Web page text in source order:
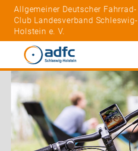
Allgemeiner Deutscher Fahrrad-
Club Landesverband Schleswig-
Holstein e. V.